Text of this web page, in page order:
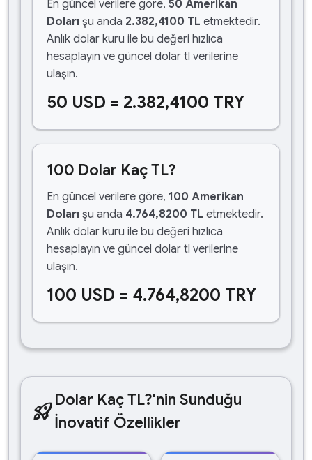
En güncel verilere göre, 50 Amerikan
Doları şu anda 2.382,4100 TL etmektedir.
Anlık dolar kuru ile bu değeri hızlıca
hesaplayın ve güncel dolar tl verilerine
ulaşın.
50 USD = 2.382,4100 TRY
100 Dolar Kaç TL?
En güncel verilere göre, 100 Amerikan
Doları şu anda 4.764,8200 TL etmektedir.
Anlık dolar kuru ile bu değeri hızlıca
hesaplayın ve güncel dolar tl verilerine
ulaşın.
100 USD = 4.764,8200 TRY
rocket_launchDolar Kaç TL?'nin Sunduğu
İnovatif Özellikler